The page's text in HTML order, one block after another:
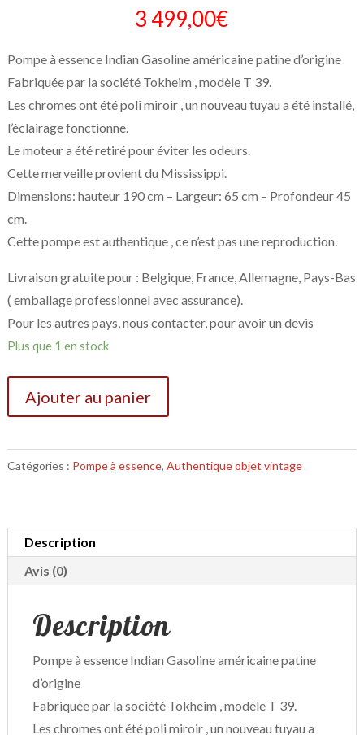
3 499,00€
Pompe à essence Indian Gasoline américaine patine d’origine
Fabriquée par la société Tokheim , modèle T 39.
Les chromes ont été poli miroir , un nouveau tuyau a été installé,
l’éclairage fonctionne.
Le moteur a été retiré pour éviter les odeurs.
Cette merveille provient du Mississippi.
Dimensions: hauteur 190 cm – Largeur: 65 cm – Profondeur 45
cm.
Cette pompe est authentique , ce n’est pas une reproduction.
Livraison gratuite pour : Belgique, France, Allemagne, Pays-Bas
( emballage professionnel avec assurance).
Pour les autres pays, nous contacter, pour avoir un devis
Plus que 1 en stock
Ajouter au panier
Catégories : Pompe à essence, Authentique objet vintage
Description
Avis (0)
Description
Pompe à essence Indian Gasoline américaine patine
d’origine
Fabriquée par la société Tokheim , modèle T 39.
Les chromes ont été poli miroir , un nouveau tuyau a